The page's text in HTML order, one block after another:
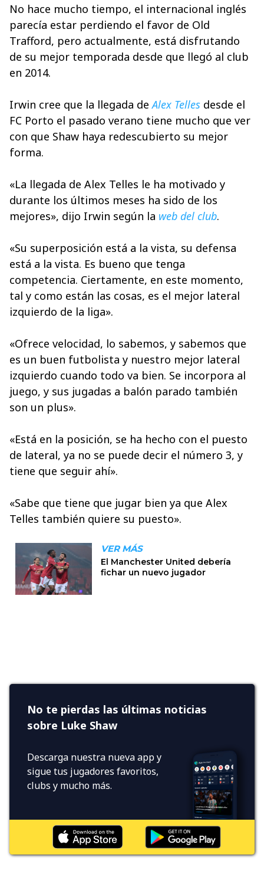
No hace mucho tiempo, el internacional inglés
parecía estar perdiendo el favor de Old
Trafford, pero actualmente, está disfrutando
de su mejor temporada desde que llegó al club
en 2014.
Irwin cree que la llegada deAlex Telles desde el
FC Porto el pasado verano tiene mucho que ver
con que Shaw haya redescubierto su mejor
forma.
«La llegada de Alex Telles le ha motivado y
durante los últimos meses ha sido de los
mejores», dijo Irwin según la web del club.
«Su superposición está a la vista, su defensa
está a la vista. Es bueno que tenga
competencia. Ciertamente, en este momento,
tal y como están las cosas, es el mejor lateral
izquierdo de la liga».
«Ofrece velocidad, lo sabemos, y sabemos que
es un buen futbolista y nuestro mejor lateral
izquierdo cuando todo va bien. Se incorpora al
juego, y sus jugadas a balón parado también
son un plus».
«Está en la posición, se ha hecho con el puesto
de lateral, ya no se puede decir el número 3, y
tiene que seguir ahí».
«Sabe que tiene que jugar bien ya que Alex
Telles también quiere su puesto».
No te pierdas las últimas noticias
sobre Luke Shaw
Descarga nuestra nueva app y
sigue tus jugadores favoritos,
clubs y mucho más.